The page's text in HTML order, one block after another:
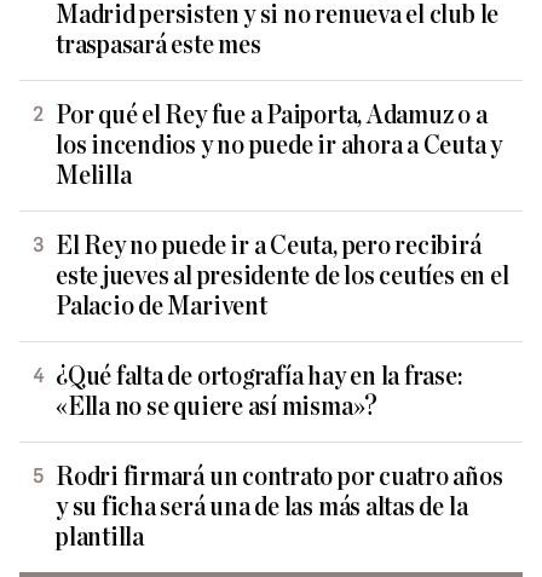
Madrid persisten y si no renueva el club le
traspasará este mes
Por qué el Rey fue a Paiporta, Adamuz o a
los incendios y no puede ir ahora a Ceuta y
Melilla
El Rey no puede ir a Ceuta, pero recibirá
este jueves al presidente de los ceutíes en el
Palacio de Marivent
¿Qué falta de ortografía hay en la frase:
«Ella no se quiere así misma»?
Rodri firmará un contrato por cuatro años
y su ficha será una de las más altas de la
plantilla